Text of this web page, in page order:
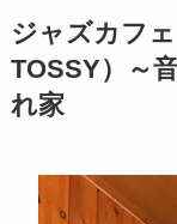
ジャズカフ
TOSSY）～
れ家